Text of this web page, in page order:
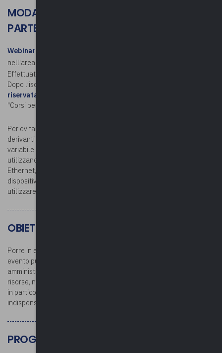
MODALITÀ DI ISCRIZIONE E
PARTECIPAZIONE
Webinar
nell'area riservata di Upel (Non hai un account?
Effettuato l'accesso, si procede con l'iscrizione.
Dopo l’iscrizione,
riservata
"Corsi personali").
Per evitare problemi nel tracciamento della presenza al webinar -
derivanti da connessione con una rete mobile con un indirizzo IP
variabile -, consigliamo di seguire il corso attraverso un PC
utilizzando una rete fissa possibilmente connesso tramite un cavo
Ethernet, oppure se non vi sono altre alternative, con un
dispositivo mobile connesso ad una rete fissa, evitando di
utilizzare le reti mobili (LTE/5G).
OBIETTIVI
Porre in evidenza le fasi che precedono la realizzazione di un
evento pubblico, con particolare attenzione agli aspetti
amministrativi, organizzativi e relazionali, al corretto utilizzo delle
risorse, nonché ai risvolti promozionali e di visibilità, soffermandosi
in particolare sulla pianificazione e sui principali adempimenti
indispensabili alla concreta realizzazione dell’evento.
PROGRAMMA